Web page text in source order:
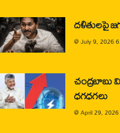
దళితులపై
@July 9, 2026
చంద్రబాబు
ధగధగలు
@April 29,